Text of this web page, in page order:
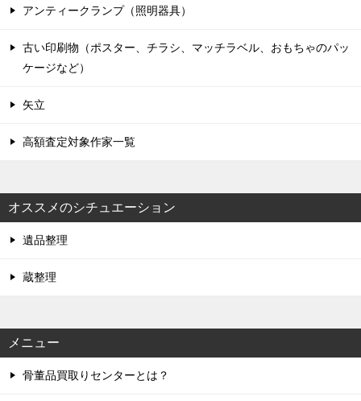
アンティークランプ（照明器具）
古い印刷物（ポスター、チラシ、マッチラベル、おもちゃのパッ
ケージなど）
矢立
高額査定対象作家一覧
オススメのシチュエーション
遺品整理
蔵整理
メニュー
骨董品買取りセンターとは？